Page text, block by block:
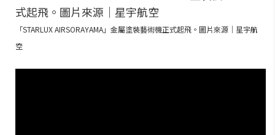
「STARLUX AIRSORAYAMA」金屬塗裝藝術機正式起飛。圖片來源｜星宇航
空